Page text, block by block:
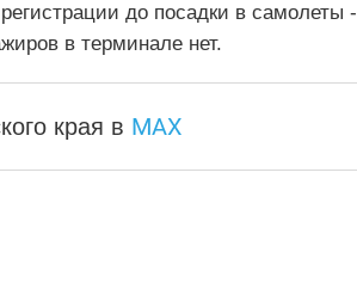
до посадки в самолеты -
в терминале нет.
края в MAX